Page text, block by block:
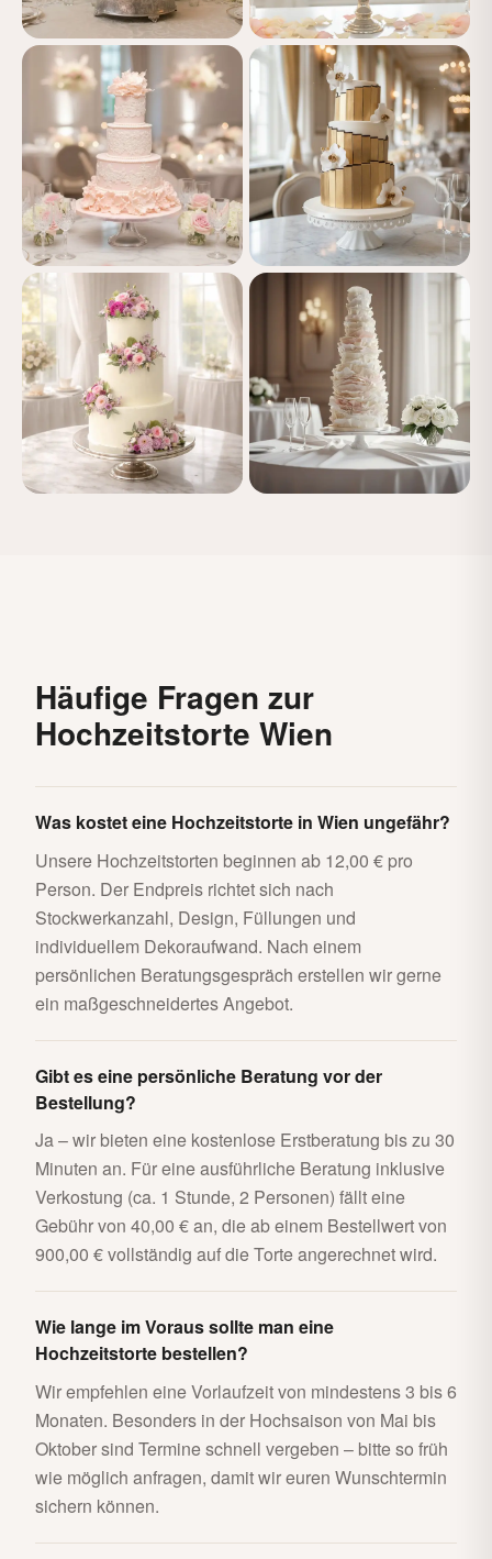
Häufige Fragen zur
Hochzeitstorte Wien
Was kostet eine Hochzeitstorte in Wien ungefähr?
Unsere Hochzeitstorten beginnen ab 12,00 € pro
Person. Der Endpreis richtet sich nach
Stockwerkanzahl, Design, Füllungen und
individuellem Dekoraufwand. Nach einem
persönlichen Beratungsgespräch erstellen wir gerne
ein maßgeschneidertes Angebot.
Gibt es eine persönliche Beratung vor der
Bestellung?
Ja – wir bieten eine kostenlose Erstberatung bis zu 30
Minuten an. Für eine ausführliche Beratung inklusive
Verkostung (ca. 1 Stunde, 2 Personen) fällt eine
Gebühr von 40,00 € an, die ab einem Bestellwert von
900,00 € vollständig auf die Torte angerechnet wird.
Wie lange im Voraus sollte man eine
Hochzeitstorte bestellen?
Wir empfehlen eine Vorlaufzeit von mindestens 3 bis 6
Monaten. Besonders in der Hochsaison von Mai bis
Oktober sind Termine schnell vergeben – bitte so früh
wie möglich anfragen, damit wir euren Wunschtermin
sichern können.